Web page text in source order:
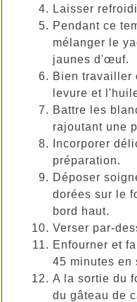
Laisser
Pendant ce
mélanger le
jaunes d'œuf.
Bien travailler
levure et
Battre les
rajoutant une
Incorporer
préparation.
Déposer
dorées sur le
bord haut.
Verser par-
Enfourner et
45 minutes en
A la sortie du
du gâteau de